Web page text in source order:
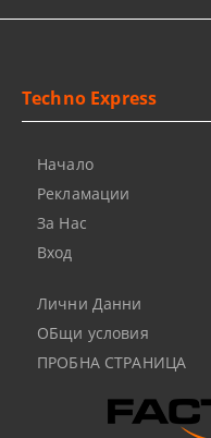
Techno Express
Начало
Рекламации
За Нас
Вход
Лични Данни
ОБщи условия
ПРОБНА СТРАНИЦА